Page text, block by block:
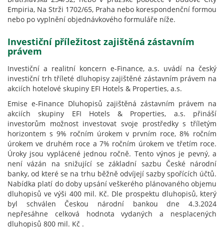
Empiria, Na Strži 1702/65, Praha nebo korespondenční formou
nebo po vyplnění objednávkového formuláře níže.
Investiční příležitost zajištěná zástavním
právem
Investiční a realitní koncern e-Finance, a.s. uvádí na český
investiční trh tříleté dluhopisy zajištěné zástavním právem na
akciích hotelové skupiny EFI Hotels & Properties, a.s.
Emise e-Finance Dluhopisů zajištěná zástavním právem na
akciích skupiny EFI Hotels & Properties, a.s. přináší
investorům možnost investovat svoje prostředky s tříletým
horizontem s 9% ročním úrokem v prvním roce, 8% ročním
úrokem ve druhém roce a 7% ročním úrokem ve třetím roce.
Úroky jsou vyplácené jednou ročně. Tento výnos je pevný, a
není vázán na snižující se základní sazbu České národní
banky, od které se na trhu běžně odvíjejí sazby spořících účtů.
Nabídka platí do doby upsání veškerého plánovaného objemu
dluhopisů ve výši 400 mil. Kč. Dle prospektu dluhopisů, který
byl schválen Českou národní bankou dne 4.3.2024
nepřesáhne celková hodnota vydaných a nesplacených
dluhopisů 800 mil. Kč .